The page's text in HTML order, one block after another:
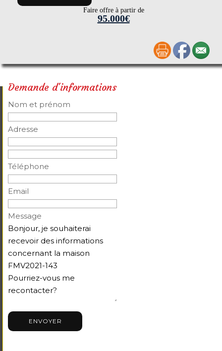
Faire offre à partir de
95.000€
Demande d'informations
Nom et prénom
Adresse
Téléphone
Email
Message
ENVOYER